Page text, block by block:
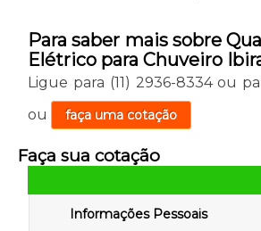
Para saber mais sobre
Elétrico para Chuveiro
Ligue para (11) 2936-8334ou
ou
faça uma cotação
Faça sua cotação
Informações Pessoais